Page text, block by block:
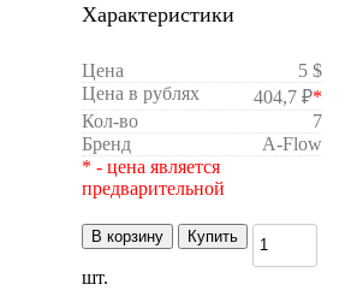
Характеристики
Цена
5 $
Цена в рублях
404,7 ₽*
Кол-во
7
Бренд
A-Flow
* - цена является
предварительной
В корзину Купить
шт.